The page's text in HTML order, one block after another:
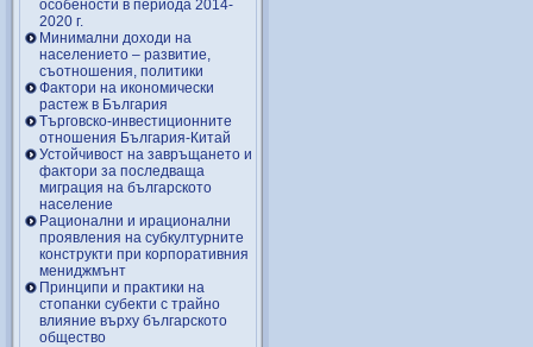
особености в периода 2014-
2020 г.
Минимални доходи на
населението – развитие,
съотношения, политики
Фактори на икономически
растеж в България
Търговско-инвестиционните
отношения България-Китай
Устойчивост на завръщането и
фактори за последваща
миграция на българското
население
Рационални и ирационални
проявления на субкултурните
конструкти при корпоративния
мениджмънт
Принципи и практики на
стопанки субекти с трайно
влияние върху българското
общество